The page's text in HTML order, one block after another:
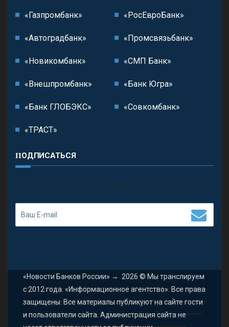
«Газпромбанк» «РосЕвроБанк»
«Автоградбанк» «Промсвязьбанк»
«Новикомбанк» «СМП Банк»
«Внешпромбанк» «Банк Югра»
«Банк ГЛОБЭКС» «Совкомбанк»
«ТРАСТ»
ПОДПИСАТЬСЯ
П олучить последние обновления и предложения.
«Новости Банков России» → 2026 © Мы транслируем
с 2012 года. «Информационное агентство». Все права
защищены. Все материалы публикуют на сайте гости
и пользователи сайта. Администрация сайта не